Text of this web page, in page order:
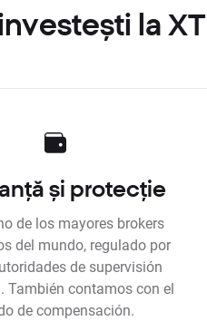
la
și protecție
de los mayores brokers
del mundo, regulado por
de supervisión
También contamos con el
de compensación.